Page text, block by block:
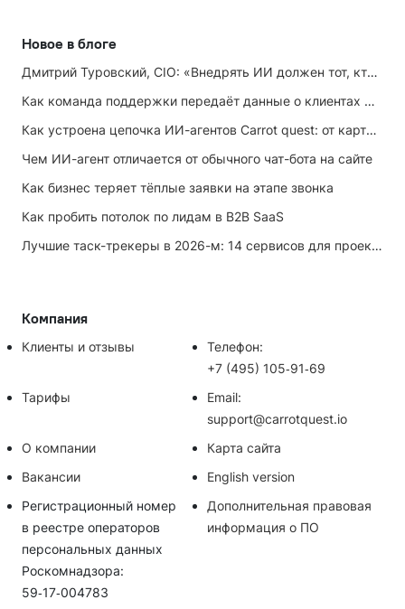
Новое в блоге
Дмитрий Туровский, CIO: «Внедрять ИИ должен тот, кто ИИ не любит»
Как команда поддержки передаёт данные о клиентах маркетингу
Как устроена цепочка ИИ-агентов Carrot quest: от карточки лида до записи на встречу
Чем ИИ-агент отличается от обычного чат-бота на сайте
Как бизнес теряет тёплые заявки на этапе звонка
Как пробить потолок по лидам в B2B SaaS
Лучшие таск-трекеры в 2026-м: 14 сервисов для проектов и личных задач
Компания
Клиенты и отзывы
Телефон:
+7 (495) 105‑91‑69
Тарифы
Email:
support@carrotquest.io
О компании
Карта сайта
Вакансии
English version
Регистрационный номер
в реестре операторов
персональных данных
Роскомнадзора:
59‑17‑004783
Дополнительная правовая
информация о ПО